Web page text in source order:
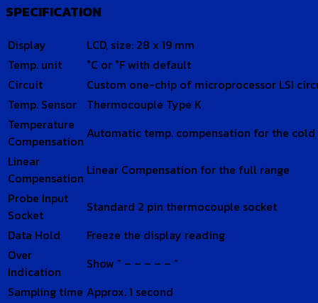
SPECIFICATION
Display
LCD, size: 28 x 19 mm
Temp. unit
°C or °F with default
Circuit
Custom one-chip of microprocessor LSI
Temp. Sensor
Thermocouple Type K
Temperature
Compensation Automatic temp. compensation for the
Linear
Compensation Linear Compensation for the full range
Probe Input
Socket
Standard 2 pin thermocouple socket
Data Hold
Freeze the display reading
Over
Indication
Show ” – – – – – “
Sampling time Approx. 1 second